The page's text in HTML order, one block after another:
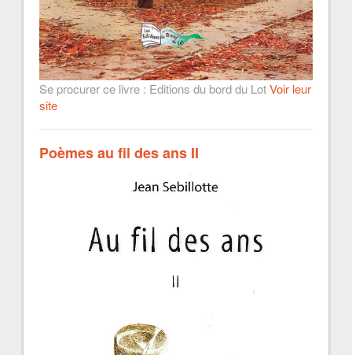
Se procurer ce livre : Editions du bord du LotVoir leur
site
Poèmes au fil des ans II